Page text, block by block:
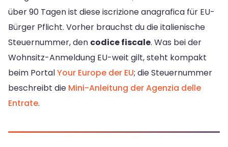
über 90 Tagen ist diese iscrizione anagrafica für EU-
Bürger Pflicht. Vorher brauchst du die italienische
Steuernummer, den codice fiscale. Was bei der
Wohnsitz-Anmeldung EU-weit gilt, steht kompakt
beim PortalYour Europe der EU; die Steuernummer
beschreibt die Mini-Anleitung der Agenzia delle
Entrate.